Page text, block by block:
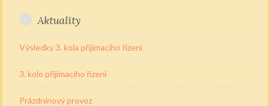
Aktuality
Výsledky 3. kola přijímacího řízení
3. kolo přijímacího řízení
Prázdninový provoz